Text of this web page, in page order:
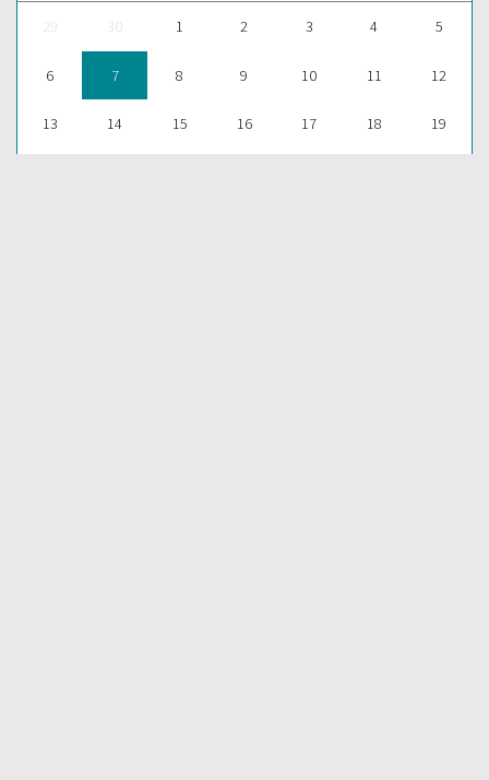
29
30 1 2 3 4 5
6 7 8 9 10 11 12
13 14 15 16 17 18 19